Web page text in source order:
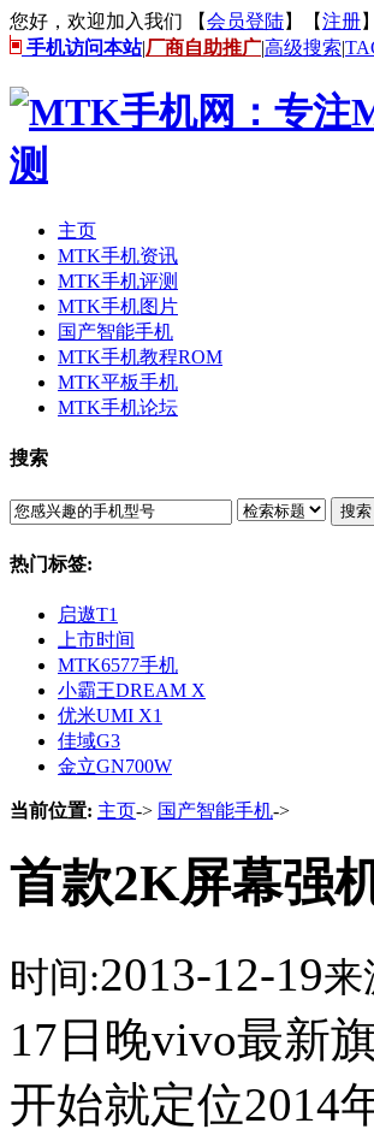
您好，欢迎加入我们 【会员登陆】【注册】
手机访问本站|厂商自助推广|高级搜索|
主页
MTK手机资讯
MTK手机评测
MTK手机图片
国产智能手机
MTK手机教程ROM
MTK平板手机
MTK手机论坛
搜索
搜索
热门标签:
启遨T1
上市时间
MTK6577手机
小霸王DREAM X
优米UMI X1
佳域G3
金立GN700W
当前位置: 主页-> 国产智能手机->
首款2K屏幕强
时间:2013-12-19来
17日晚vivo最新
开始就定位2014